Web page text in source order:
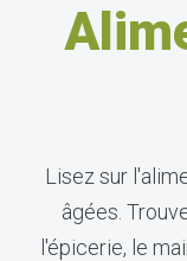
Lisez sur
âgées.
l'épicerie, le